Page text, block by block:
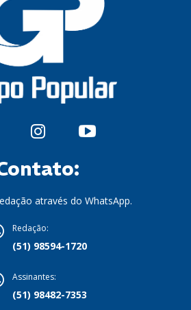
através do WhatsApp.
Redação:
(51) 98594-1720
Assinantes:
(51) 98482-7353